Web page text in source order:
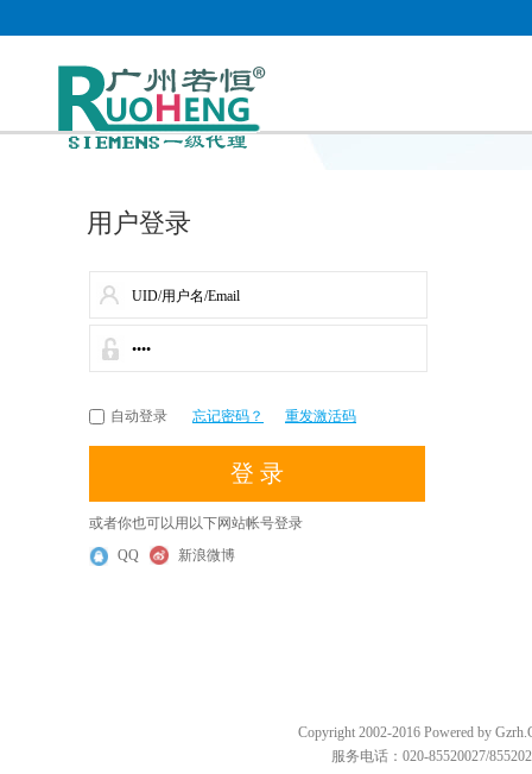
用户登录
自动登录 忘记密码？ 重发激活码
或者你也可以用以下网站帐号登录
QQ
新浪微博
Copyright 2002-2016 Powered by
服务电话：020-85520027/